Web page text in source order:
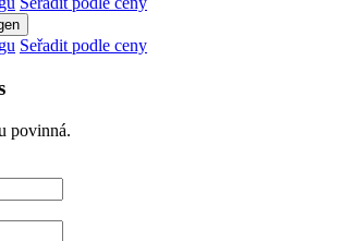
Seřadit podle ceny
povinná.